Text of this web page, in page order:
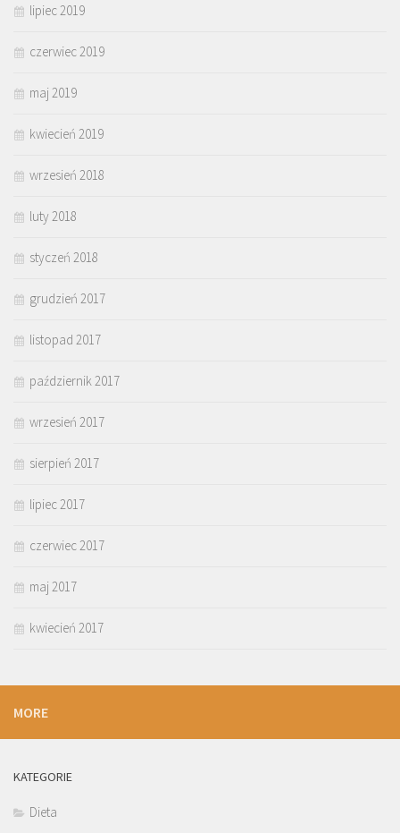
lipiec 2019
czerwiec 2019
maj 2019
kwiecień 2019
wrzesień 2018
luty 2018
styczeń 2018
grudzień 2017
listopad 2017
październik 2017
wrzesień 2017
sierpień 2017
lipiec 2017
czerwiec 2017
maj 2017
kwiecień 2017
MORE
KATEGORIE
Dieta